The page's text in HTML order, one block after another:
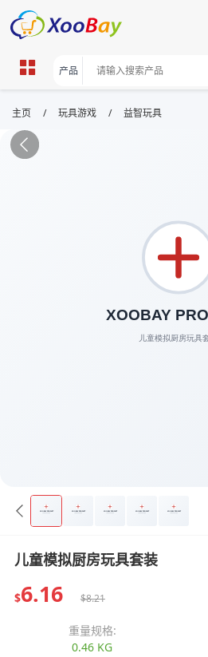
主页 / 玩具游戏 / 益智玩具
儿童模拟厨房玩具套装
$6.16 $8.21
重量规格:
0.46 KG